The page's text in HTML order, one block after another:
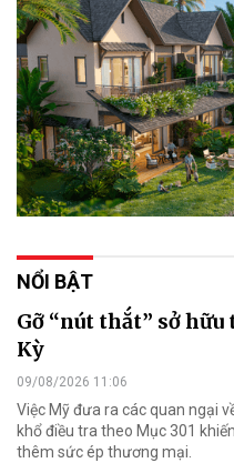
NỔI BẬT
Gỡ “nút thắt” sở
Kỳ
09/08/2026 11:06
Việc Mỹ đưa ra các quan ngại
khổ điều tra theo Mục 301
thêm sức ép thương mại.